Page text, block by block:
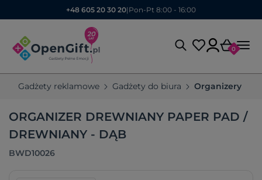
+48 605 20 30 20| Pon-Pt 8:00 - 16:00
0
Gadżety reklamowe Gadżety do biura Organizery
ORGANIZER DREWNIANY PAPER PAD /
DREWNIANY - DĄB
BWD10026